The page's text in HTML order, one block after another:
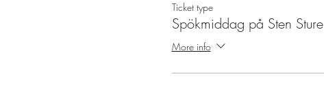
Ticket type
Spökmiddag på Sten Sture
More info